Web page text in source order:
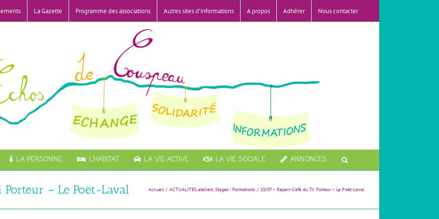
La Gazette Programme des associations Autres sites d’informations A propos Adhérer Nous contacter
LA PERSONNE L’HABITAT LA VIE ACTIVE LA VIE SOCIALE ANNONCES
– Le Poët-Laval Accueil ACTUALITES ateliers Stages - Formations 10/07 – Repair-Café du Tri Porteur – Le Poët-Laval